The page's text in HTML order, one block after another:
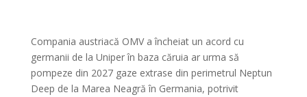
Compania austriacă OMV a încheiat un acord cu
germanii de la Uniper în baza căruia ar urma să
pompeze din 2027 gaze extrase din perimetrul Neptun
Deep de la Marea Neagră în Germania, potrivit